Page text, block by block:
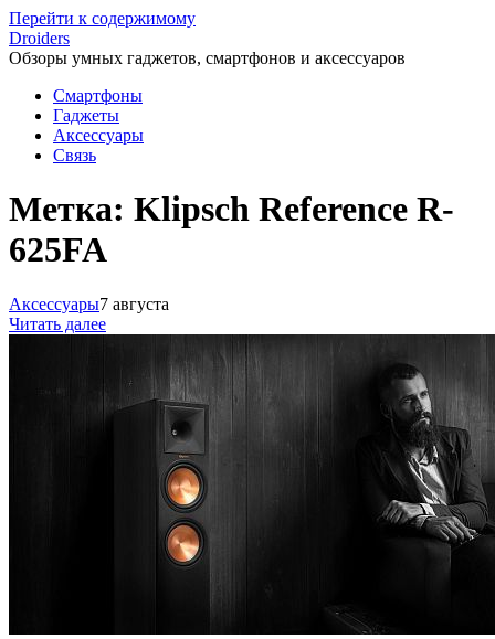
Перейти к содержимому
Droiders
Обзоры умных гаджетов, смартфонов и аксессуаров
Смартфоны
Гаджеты
Аксессуары
Связь
Метка: Klipsch Reference R-
625FA
Аксессуары7 августа
Читать далее